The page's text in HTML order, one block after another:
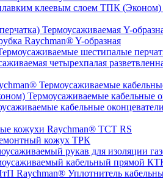
ТПК (Эконом)
Термоусаживаемая Y-
Raychman® Y-образная
шестипалые
четырехпалая
Термоусаживаемые
Термоусаживаемые
кабельные
кожухи Raychman® TCT RS
кожух ТРК
рукав для изоляции
кабельный прямой
Уплотнитель